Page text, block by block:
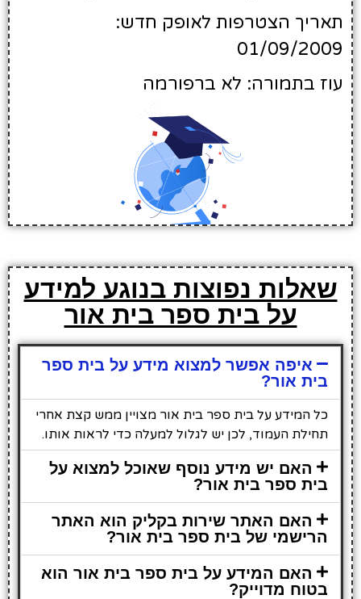
תאריך הצטרפות לאופק חדש:
01/09/2009
עוז בתמורה: לא ברפורמה
שאלות נפוצות בנוגע למידע
על בית ספר בית אור
איפה אפשר למצוא מידע על בית ספר
בית אור?
כל המידע על בית ספר בית אור מצויין ממש קצת אחרי
תחילת העמוד, לכן יש לגלול למעלה כדי לראות אותו.
האם יש מידע נוסף שאוכל למצוא על
בית ספר בית אור?
האם האתר שירות בקליק הוא האתר
הרישמי של בית ספר בית אור?
האם המידע על בית ספר בית אור הוא
בטוח מדוייק?